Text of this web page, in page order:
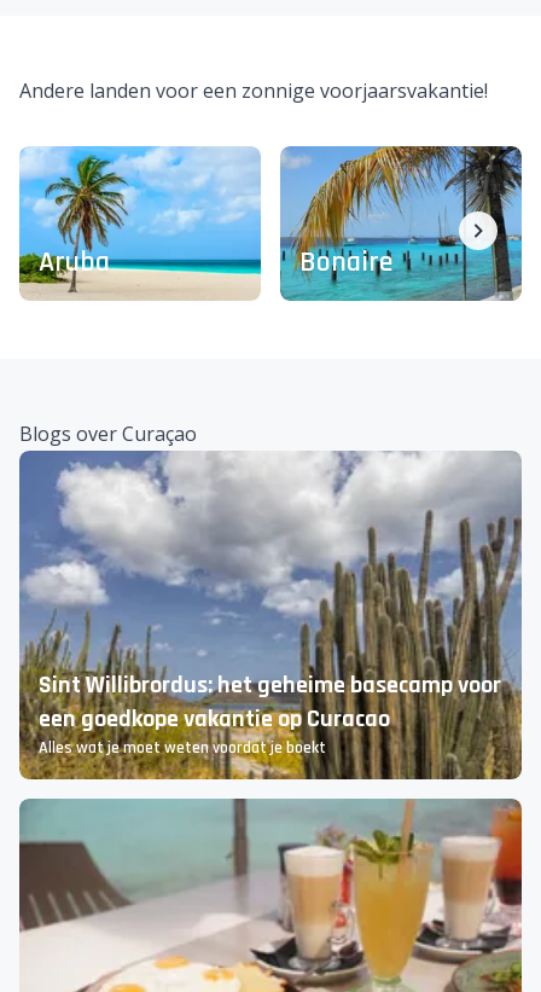
Andere landen voor een zonnige voorjaarsvakantie!
Aruba Bonaire
Blogs over Curaçao
Sint Willibrordus: het geheime basecamp voor
een goedkope vakantie op Curacao
Alles wat je moet weten voordat je boekt